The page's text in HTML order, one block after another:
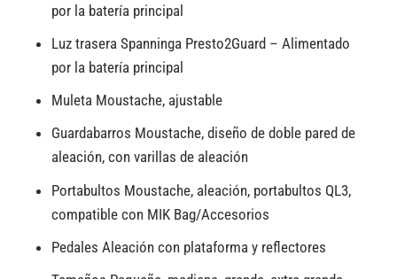
por la batería principal
Luz trasera Spanninga Presto2Guard – Alimentado
por la batería principal
Muleta Moustache, ajustable
Guardabarros Moustache, diseño de doble pared de
aleación, con varillas de aleación
Portabultos Moustache, aleación, portabultos QL3,
compatible con MIK Bag/Accesorios
Pedales Aleación con plataforma y reflectores